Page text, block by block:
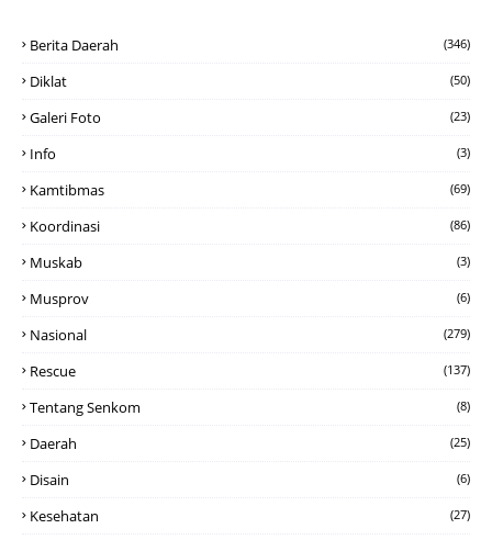
Berita Daerah (346)
Diklat (50)
Galeri Foto (23)
Info (3)
Kamtibmas (69)
Koordinasi (86)
Muskab (3)
Musprov (6)
Nasional (279)
Rescue (137)
Tentang Senkom (8)
Daerah (25)
Disain (6)
Kesehatan (27)